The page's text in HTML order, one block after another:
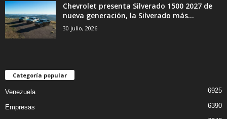
Chevrolet presenta Silverado 1500 2027 de
nueva generación, la Silverado más...
30 julio, 2026
Categoría popular
Venezuela 6925
Empresas 6390